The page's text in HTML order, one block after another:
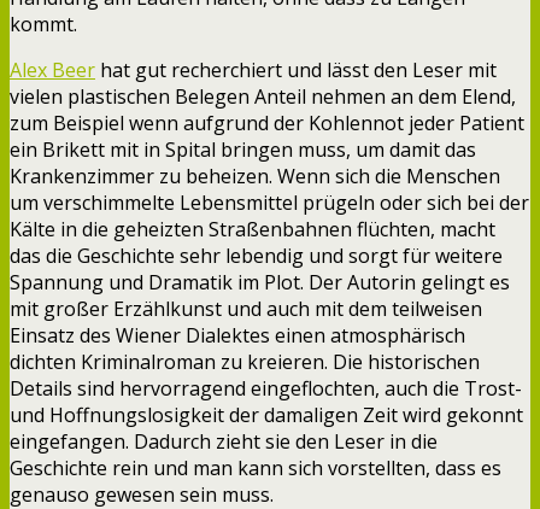
kommt.
Alex Beer hat gut recherchiert und lässt den Leser mit
vielen plastischen Belegen Anteil nehmen an dem Elend,
zum Beispiel wenn aufgrund der Kohlennot jeder Patient
ein Brikett mit in Spital bringen muss, um damit das
Krankenzimmer zu beheizen. Wenn sich die Menschen
um verschimmelte Lebensmittel prügeln oder sich bei der
Kälte in die geheizten Straßenbahnen flüchten, macht
das die Geschichte sehr lebendig und sorgt für weitere
Spannung und Dramatik im Plot. Der Autorin gelingt es
mit großer Erzählkunst und auch mit dem teilweisen
Einsatz des Wiener Dialektes einen atmosphärisch
dichten Kriminalroman zu kreieren. Die historischen
Details sind hervorragend eingeflochten, auch die Trost-
und Hoffnungslosigkeit der damaligen Zeit wird gekonnt
eingefangen. Dadurch zieht sie den Leser in die
Geschichte rein und man kann sich vorstellten, dass es
genauso gewesen sein muss.